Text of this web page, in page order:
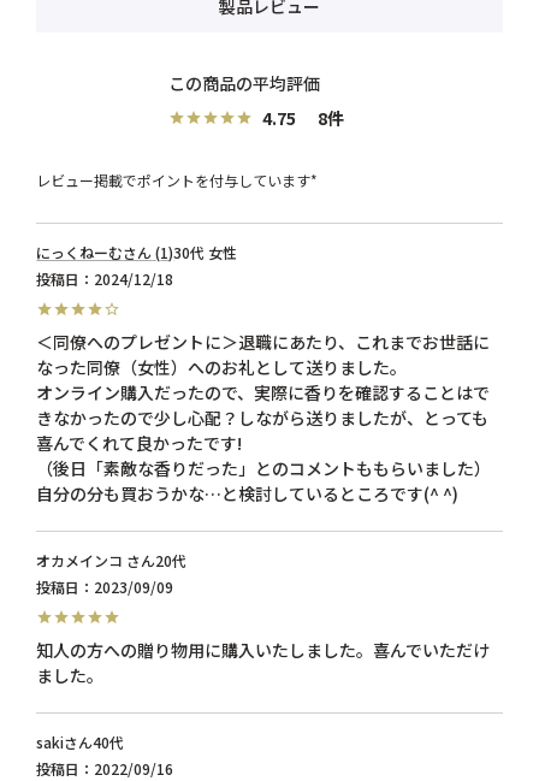
製品レビュー
4.75 8
レビュー掲載でポイントを付与しています*
にっくねーむ 1 30代 女性
投稿日
2024/12/18
＜同僚へのプレゼントに＞退職にあたり、これまでお世話に
なった同僚（女性）へのお礼として送りました。
オンライン購入だったので、実際に香りを確認することはで
きなかったので少し心配？しながら送りましたが、とっても
喜んでくれて良かったです!
（後日「素敵な香りだった」とのコメントももらいました）
自分の分も買おうかな…と検討しているところです(^ ^)
オカメインコ
20代
投稿日
2023/09/09
知人の方への贈り物用に購入いたしました。喜んでいただけ
ました。
saki
40代
投稿日
2022/09/16